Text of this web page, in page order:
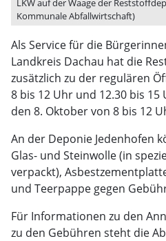
LKW auf der Waage der
Kommunale Abfallwirtschaft)
Als Service für die
Landkreis Dachau hat die
zusätzlich zu der regulären
8 bis 12 Uhr und 12.30 bis 15
den 8. Oktober von 8 bis 12
An der Deponie Jedenhofen
Glas- und Steinwolle (in
verpackt),
und Teerpappe gegen
Für Informationen zu den
zu den Gebühren steht die